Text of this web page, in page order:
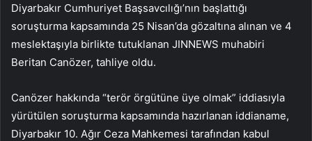
Diyarbakır Cumhuriyet Başsavcılığı’nın başlattığı
soruşturma kapsamında 25 Nisan’da gözaltına alınan ve 4
meslektaşıyla birlikte tutuklanan JINNEWS muhabiri
Beritan Canözer, tahliye oldu.
Canözer hakkında “terör örgütüne üye olmak” iddiasıyla
yürütülen soruşturma kapsamında hazırlanan iddianame,
Diyarbakır 10. Ağır Ceza Mahkemesi tarafından kabul